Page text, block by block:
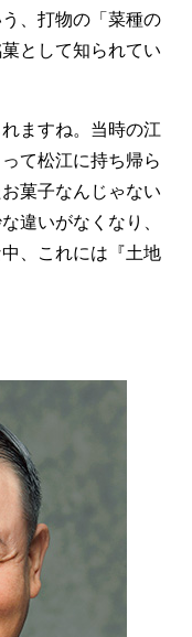
、打物の「菜種の
として知られてい
ますね。当時の江
て松江に持ち帰ら
菓子なんじゃない
違いがなくなり、
、これには『土地